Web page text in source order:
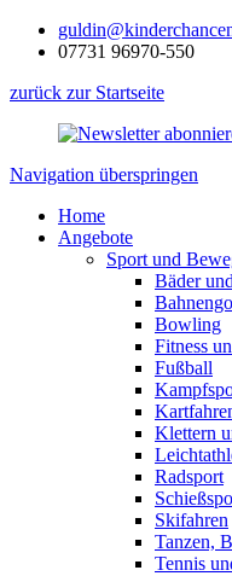
07731 96970-550
zurück zur Startseite
Navigation überspringen
Home
Angebote
Sport und
Bäder
Bowling
Fitness
Fußball
Klettern
Radsport
Skifahren
Tanzen,
Tennis